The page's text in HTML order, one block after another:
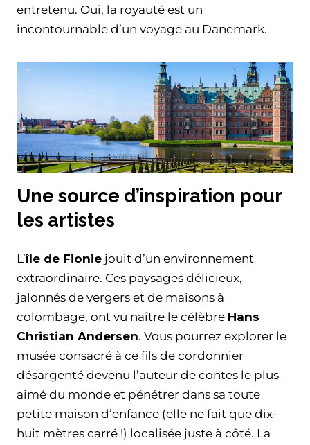
entretenu. Oui, la royauté est un
incontournable d’un voyage au Danemark.
Une source d’inspiration pour
les artistes
L’île de Fionie jouit d’un environnement
extraordinaire. Ces paysages délicieux,
jalonnés de vergers et de maisons à
colombage, ont vu naître le célèbre Hans
Christian Andersen. Vous pourrez explorer le
musée consacré à ce fils de cordonnier
désargenté devenu l’auteur de contes le plus
aimé du monde et pénétrer dans sa toute
petite maison d’enfance (elle ne fait que dix-
huit mètres carré !) localisée juste à côté. La